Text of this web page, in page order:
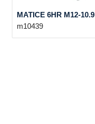
MATICE 6HR M12-10.9
m10439